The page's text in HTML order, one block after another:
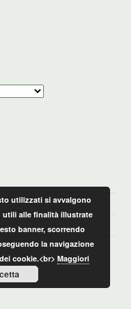
utilizzati si avvalgono
utili alle finalità illustrate
banner, scorrendo
la navigazione
cookie.<br> Maggiori